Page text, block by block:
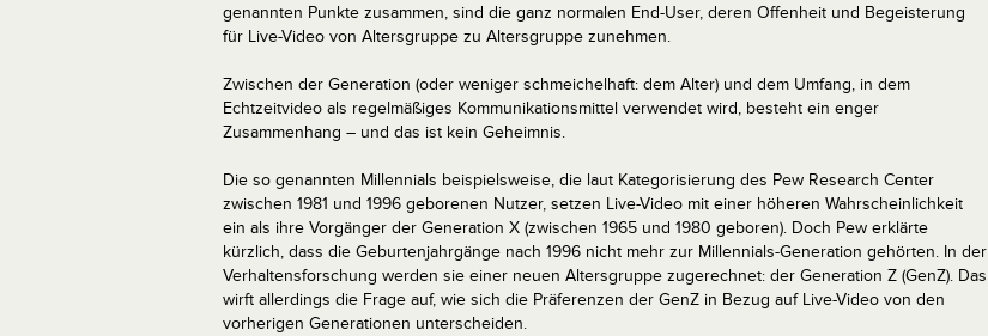
genannten Punkte zusammen, sind die ganz normalen End-User, deren Offenheit und Begeisterung
für Live-Video von Altersgruppe zu Altersgruppe zunehmen.
Zwischen der Generation (oder weniger schmeichelhaft: dem Alter) und dem Umfang, in dem
Echtzeitvideo als regelmäßiges Kommunikationsmittel verwendet wird, besteht ein enger
Zusammenhang – und das ist kein Geheimnis.
Die so genannten Millennials beispielsweise, die laut Kategorisierung des Pew Research Center
zwischen 1981 und 1996 geborenen Nutzer, setzen Live-Video mit einer höheren Wahrscheinlichkeit
ein als ihre Vorgänger der Generation X (zwischen 1965 und 1980 geboren). Doch Pew erklärte
kürzlich, dass die Geburtenjahrgänge nach 1996 nicht mehr zur Millennials-Generation gehörten. In der
Verhaltensforschung werden sie einer neuen Altersgruppe zugerechnet: der Generation Z (GenZ). Das
wirft allerdings die Frage auf, wie sich die Präferenzen der GenZ in Bezug auf Live-Video von den
vorherigen Generationen unterscheiden.